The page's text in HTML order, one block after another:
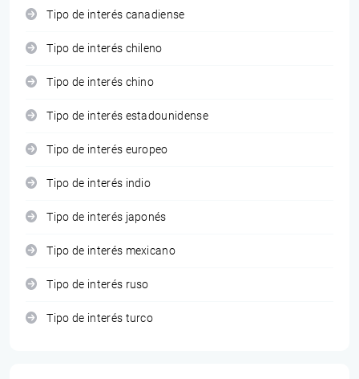
Tipo de interés canadiense
Tipo de interés chileno
Tipo de interés chino
Tipo de interés estadounidense
Tipo de interés europeo
Tipo de interés indio
Tipo de interés japonés
Tipo de interés mexicano
Tipo de interés ruso
Tipo de interés turco